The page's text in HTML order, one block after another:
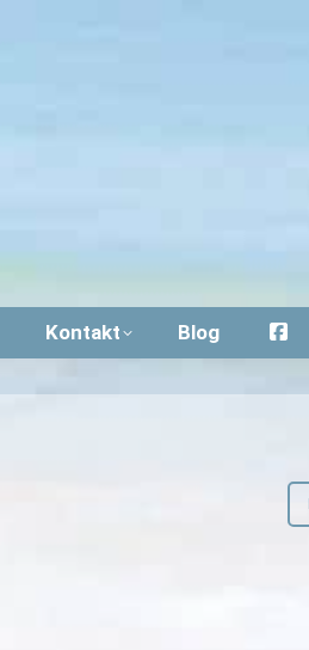
Kontakt Blog